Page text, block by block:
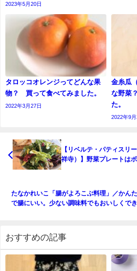
2023年5月20日
タロッコオレンジってどんな果
物？ 買って食べてみました。
2022年3月27日
金糸瓜
な野菜
た。
2022年9月
【リベルテ・パティスリ
祥寺）】野菜プレートは
たなかれいこ「腸がよろこぶ料理」／かん
で腸にいい。少ない調味料でもおいしくで
おすすめの記事